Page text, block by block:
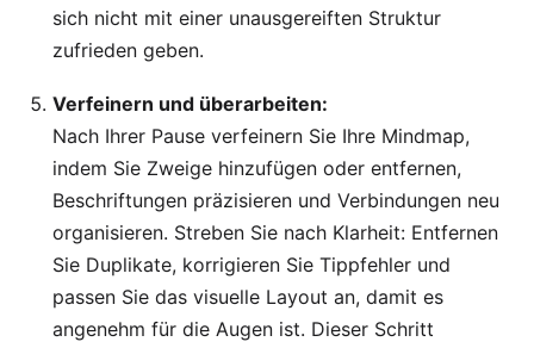
sich nicht mit einer unausgereiften Struktur
zufrieden geben.
Verfeinern und überarbeiten:
Nach Ihrer Pause verfeinern Sie Ihre Mindmap,
indem Sie Zweige hinzufügen oder entfernen,
Beschriftungen präzisieren und Verbindungen neu
organisieren. Streben Sie nach Klarheit: Entfernen
Sie Duplikate, korrigieren Sie Tippfehler und
passen Sie das visuelle Layout an, damit es
angenehm für die Augen ist. Dieser Schritt